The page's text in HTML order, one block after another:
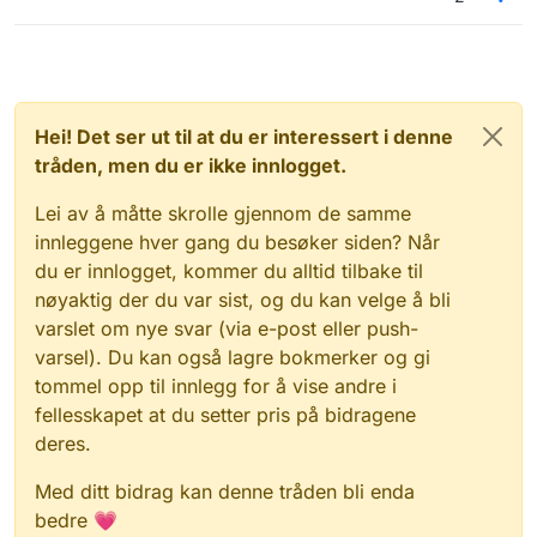
Hei! Det ser ut til at du er interessert i denne
tråden, men du er ikke innlogget.
Lei av å måtte skrolle gjennom de samme
innleggene hver gang du besøker siden? Når
du er innlogget, kommer du alltid tilbake til
nøyaktig der du var sist, og du kan velge å bli
varslet om nye svar (via e-post eller push-
varsel). Du kan også lagre bokmerker og gi
tommel opp til innlegg for å vise andre i
fellesskapet at du setter pris på bidragene
deres.
Med ditt bidrag kan denne tråden bli enda
bedre 💗